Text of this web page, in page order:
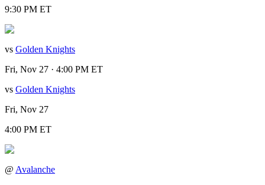
9:30 PM ET
vs Golden Knights
Fri, Nov 27 · 4:00 PM ET
vs Golden Knights
Fri, Nov 27
4:00 PM ET
@ Avalanche